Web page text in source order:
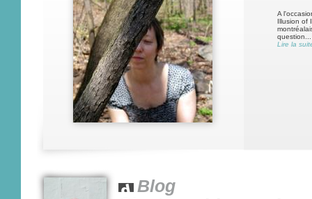
A
Illusion of
question...
Lire la
Blog